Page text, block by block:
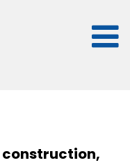
construction,